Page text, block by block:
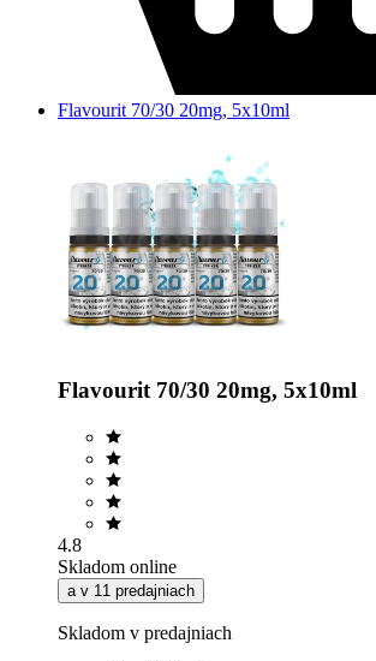
Flavourit 70/30 20mg, 5x10ml
Flavourit 70/30 20mg, 5x10ml
4.8
Skladom online
a v 11 predajniach
Skladom v predajniach